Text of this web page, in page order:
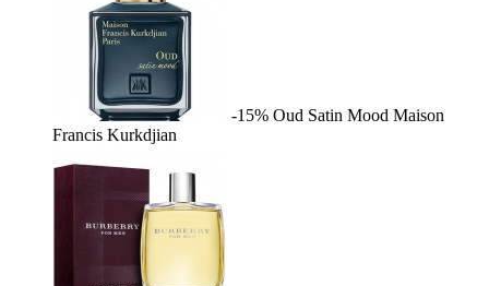
-15% Oud Satin Mood Maison
Francis Kurkdjian